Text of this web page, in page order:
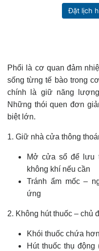
Đặt lịch
Phổi là cơ quan đảm
sống từng tế bào trong
chính là giữ năng
Những thói quen đơn
biệt lớn.
1. Giữ nhà cửa thông
Mở cửa sổ để lưu
không khí nếu cần
Tránh ẩm mốc –
ứng
2. Không hút thuốc – chủ
Khói thuốc chứa
Hút thuốc thụ